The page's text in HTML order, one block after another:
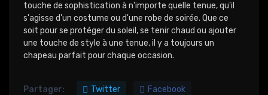
touche de sophistication à n'importe quelle tenue, qu'il
s'agisse d'un costume ou d'une robe de soirée. Que ce
soit pour se protéger du soleil, se tenir chaud ou ajouter
une touche de style à une tenue, il y a toujours un
chapeau parfait pour chaque occasion.
Partager: Twitter Facebook